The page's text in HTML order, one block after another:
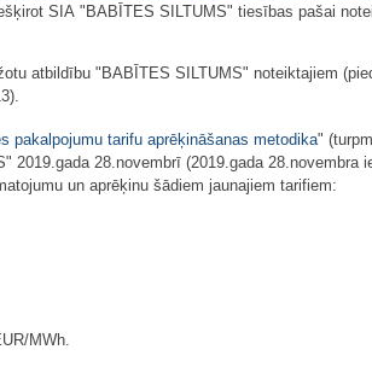
SIA "BABĪTES SILTUMS" tiesības pašai
atbildību "BABĪTES SILTUMS" noteiktajiem
pakalpojumu tarifu aprēķināšanas metodika"
28.novembrī (2019.gada 28.novembra
un aprēķinu šādiem jaunajiem tarifiem:
MWh.